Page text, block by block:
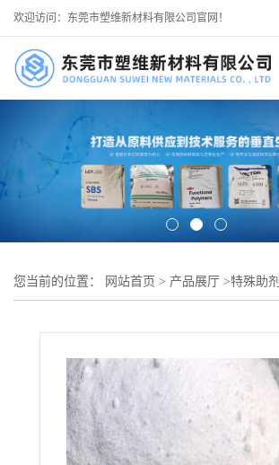
欢迎访问：东莞市塑维新材料有限公司官网！
您当前的位置： 网站首页 > 产品展厅 >特殊助剂